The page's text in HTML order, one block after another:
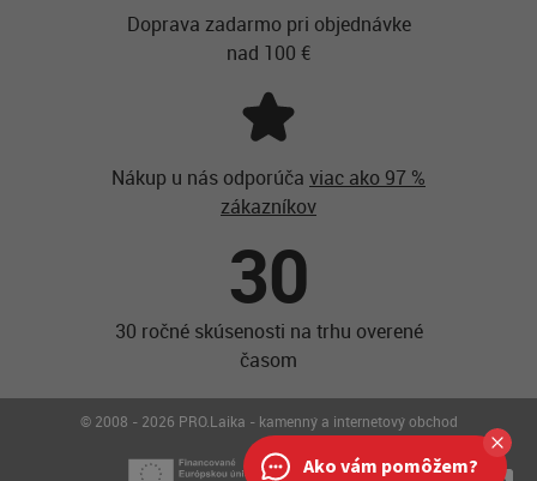
Doprava zadarmo pri objednávke
nad 100 €
Nákup u nás odporúča viac ako 97 %
zákazníkov
30
30 ročné skúsenosti na trhu overené
časom
© 2008 - 2026 PRO.Laika - kamenný a internetový obchod
Ako vám pomôžem?